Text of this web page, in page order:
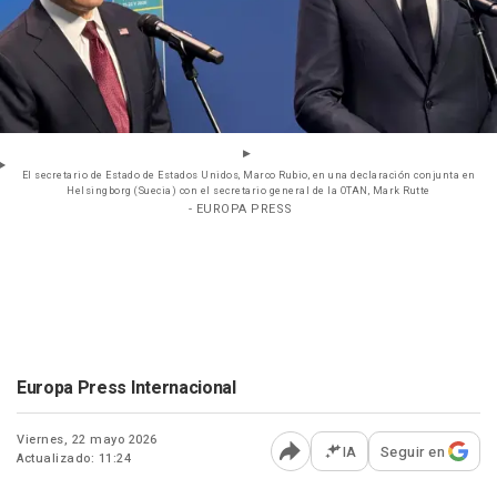
El secretario de Estado de Estados Unidos, Marco Rubio, en una declaración conjunta en
Helsingborg (Suecia) con el secretario general de la OTAN, Mark Rutte
- EUROPA PRESS
Europa Press Internacional
Viernes, 22 mayo 2026
Actualizado: 11:24
Abrir opciones para
IA Seguir en